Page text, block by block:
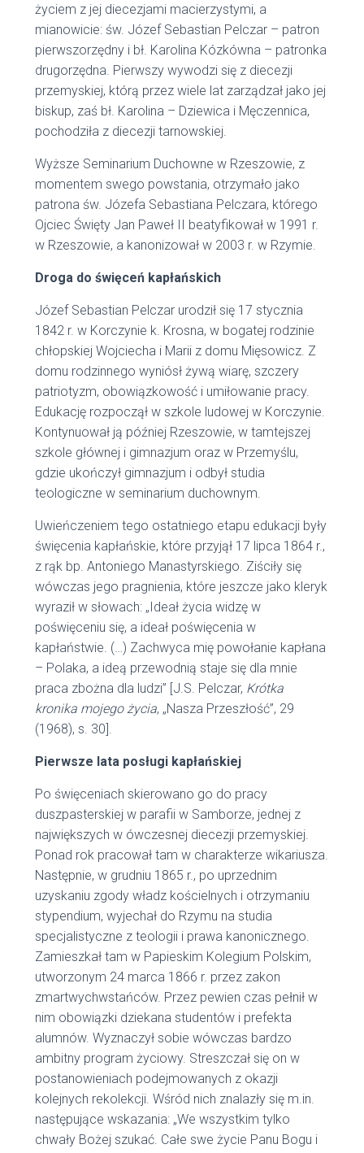
życiem z jej diecezjami macierzystymi, a
mianowicie: św. Józef Sebastian Pelczar – patron
pierwszorzędny i bł. Karolina Kózkówna – patronka
drugorzędna. Pierwszy wywodzi się z diecezji
przemyskiej, którą przez wiele lat zarządzał jako jej
biskup, zaś bł. Karolina – Dziewica i Męczennica,
pochodziła z diecezji tarnowskiej.
Wyższe Seminarium Duchowne w Rzeszowie, z
momentem swego powstania, otrzymało jako
patrona św. Józefa Sebastiana Pelczara, którego
Ojciec Święty Jan Paweł II beatyfikował w 1991 r.
w Rzeszowie, a kanonizował w 2003 r. w Rzymie.
Droga do święceń kapłańskich
Józef Sebastian Pelczar urodził się 17 stycznia
1842 r. w Korczynie k. Krosna, w bogatej rodzinie
chłopskiej Wojciecha i Marii z domu Mięsowicz. Z
domu rodzinnego wyniósł żywą wiarę, szczery
patriotyzm, obowiązkowość i umiłowanie pracy.
Edukację rozpoczął w szkole ludowej w Korczynie.
Kontynuował ją później Rzeszowie, w tamtejszej
szkole głównej i gimnazjum oraz w Przemyślu,
gdzie ukończył gimnazjum i odbył studia
teologiczne w seminarium duchownym.
Uwieńczeniem tego ostatniego etapu edukacji były
święcenia kapłańskie, które przyjął 17 lipca 1864 r.,
z rąk bp. Antoniego Manastyrskiego. Ziściły się
wówczas jego pragnienia, które jeszcze jako kleryk
wyraził w słowach: „Ideał życia widzę w
poświęceniu się, a ideał poświęcenia w
kapłaństwie. (…) Zachwyca mię powołanie kapłana
– Polaka, a ideą przewodnią staje się dla mnie
praca zbożna dla ludzi” [J.S. Pelczar, Krótka
kronika mojego życia, „Nasza Przeszłość”, 29
(1968), s. 30].
Pierwsze lata posługi kapłańskiej
Po święceniach skierowano go do pracy
duszpasterskiej w parafii w Samborze, jednej z
największych w ówczesnej diecezji przemyskiej.
Ponad rok pracował tam w charakterze wikariusza.
Następnie, w grudniu 1865 r., po uprzednim
uzyskaniu zgody władz kościelnych i otrzymaniu
stypendium, wyjechał do Rzymu na studia
specjalistyczne z teologii i prawa kanonicznego.
Zamieszkał tam w Papieskim Kolegium Polskim,
utworzonym 24 marca 1866 r. przez zakon
zmartwychwstańców. Przez pewien czas pełnił w
nim obowiązki dziekana studentów i prefekta
alumnów. Wyznaczył sobie wówczas bardzo
ambitny program życiowy. Streszczał się on w
postanowieniach podejmowanych z okazji
kolejnych rekolekcji. Wśród nich znalazły się m.in.
następujące wskazania: „We wszystkim tylko
chwały Bożej szukać. Całe swe życie Panu Bogu i